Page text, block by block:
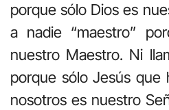
porque sólo Dios es
a nadie “maestro”
nuestro Maestro. Ni
porque sólo Jesús que
nosotros es nuestro